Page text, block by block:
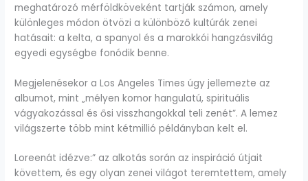
meghatározó mérföldköveként tartják számon, amely
különleges módon ötvözi a különböző kultúrák zenei
hatásait: a kelta, a spanyol és a marokkói hangzásvilág
egyedi egységbe fonódik benne.
Megjelenésekor a Los Angeles Times úgy jellemezte az
albumot, mint „mélyen komor hangulatú, spirituális
vágyakozással és ősi visszhangokkal teli zenét”. A lemez
világszerte több mint kétmillió példányban kelt el.
Loreenát idézve:” az alkotás során az inspiráció útjait
követtem, és egy olyan zenei világot teremtettem, amely